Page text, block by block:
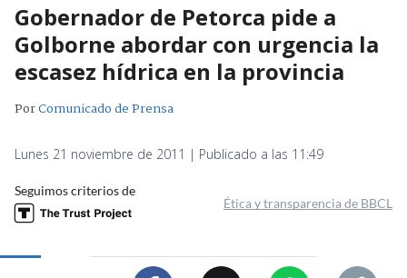
Gobernador de Petorca pide a
Golborne abordar con urgencia la
escasez hídrica en la provincia
PorComunicado de Prensa
Lunes 21 noviembre de 2011 | Publicado a las 11:49
Seguimos criterios de
Ética y transparencia de BBCL